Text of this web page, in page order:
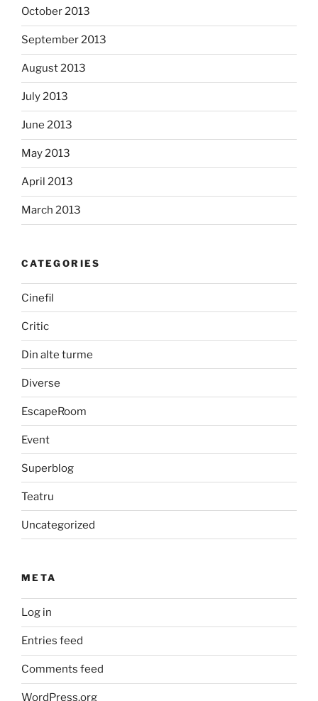
October 2013
September 2013
August 2013
July 2013
June 2013
May 2013
April 2013
March 2013
CATEGORIES
Cinefil
Critic
Din alte turme
Diverse
EscapeRoom
Event
Superblog
Teatru
Uncategorized
META
Log in
Entries feed
Comments feed
WordPress.org